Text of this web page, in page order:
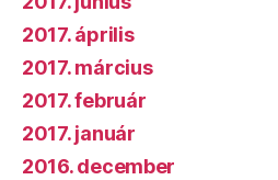
2017. április
2017. március
2017. február
2017. január
2016. december